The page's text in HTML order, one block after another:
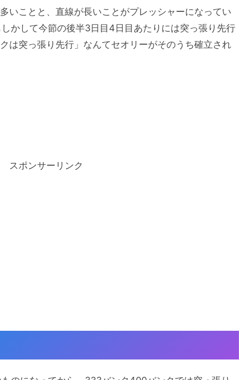
いことと、直線が長いことがプレッシャーになってい
かして今節の後半3日目4日目あたりには突っ張り先行
は突っ張り先行」なんてセオリーがそのうち確立され
スポンサーリンク